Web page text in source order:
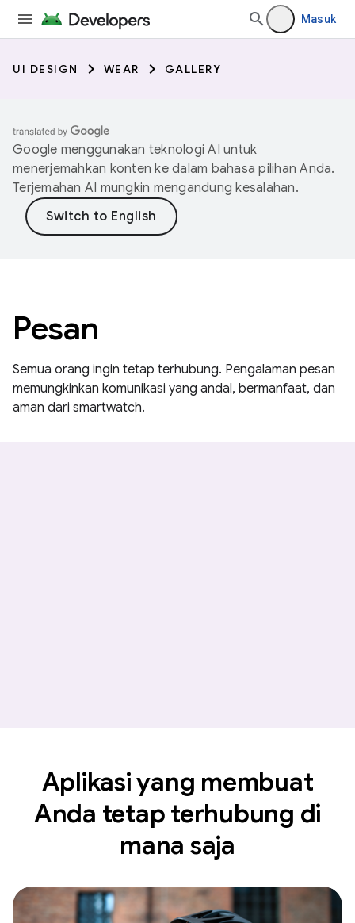
Masuk
UI DESIGN WEAR GALLERY
Google menggunakan teknologi AI untuk
menerjemahkan konten ke dalam bahasa pilihan Anda.
Terjemahan AI mungkin mengandung kesalahan.
Pesan
Semua orang ingin tetap terhubung. Pengalaman pesan
memungkinkan komunikasi yang andal, bermanfaat, dan
aman dari smartwatch.
Aplikasi yang membuat
Anda tetap terhubung di
mana saja